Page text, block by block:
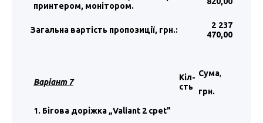
принтером, монітором.
Загальна вартість пропозиції, грн.:
2 237
470,00
Варіант 7
Кіл-
сть
Сума,
грн.
1. Бігова доріжка „Valiant 2 cpet”